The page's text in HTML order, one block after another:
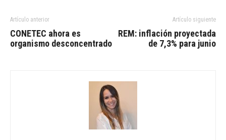
Artículo anterior
CONETEC ahora es
organismo desconcentrado
Artículo siguiente
REM: inflación proyectada
de 7,3% para junio